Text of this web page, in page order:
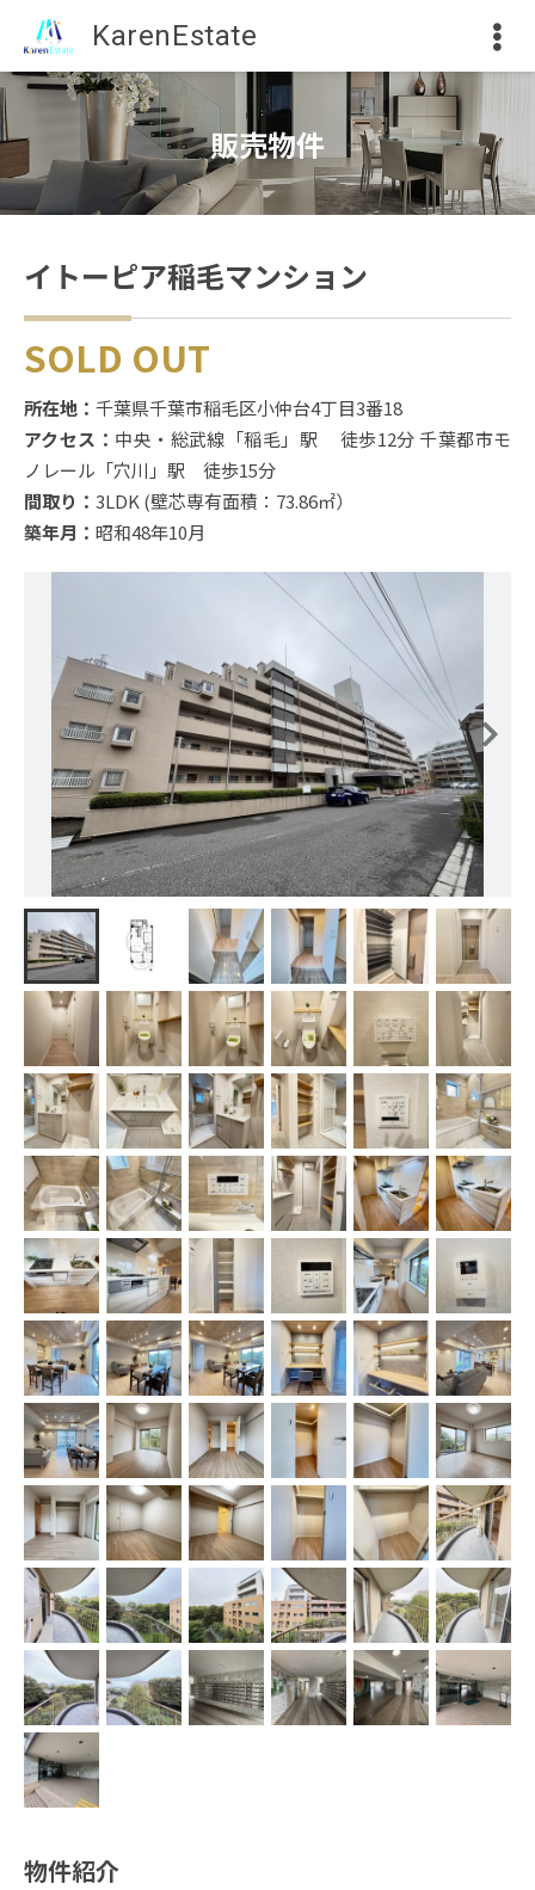
KarenEstate
販売物件
イトーピア稲毛マンション
所在地： 千葉県千葉市稲毛区小仲台4丁目3番18
アクセス： 中央・総武線「稲毛」駅 徒歩12分千葉都市モ
ノレール「穴川」駅 徒歩15分
間取り： 3LDK (壁芯専有面積：73.86㎡）
築年月： 昭和48年10月
SOLD OUT
物件紹介